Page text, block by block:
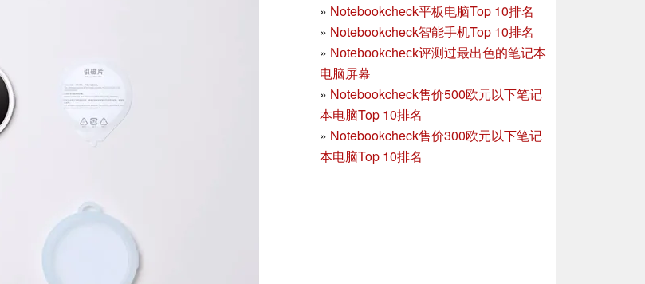
» Notebookcheck平板电脑Top 10排名
» Notebookcheck智能手机Top 10排名
» Notebookcheck评测过最出色的笔记本
电脑屏幕
» Notebookcheck售价500欧元以下笔记
本电脑Top 10排名
» Notebookcheck售价300欧元以下笔记
本电脑Top 10排名